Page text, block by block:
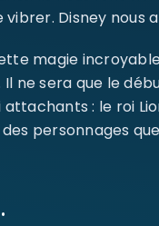
de passe*
SE CONNECTER
Disney
magie
Il ne sera que le
: le roi
personnages